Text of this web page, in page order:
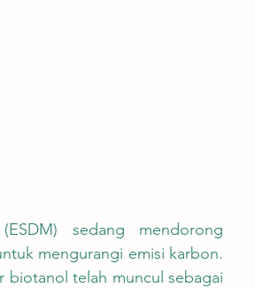
mengurangi emisi karbon.
biotanol telah muncul sebagai